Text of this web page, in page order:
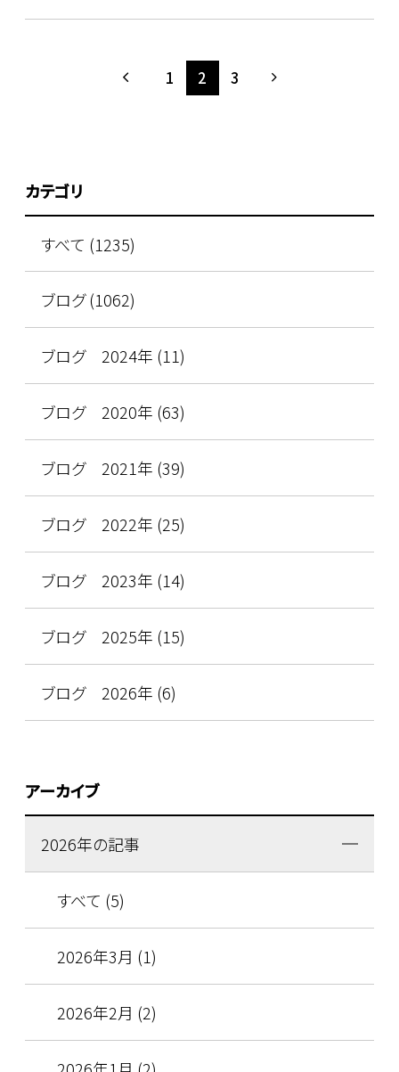
1 2 3
カテゴリ
すべて (1235)
ブログ (1062)
ブログ 2024年 (11)
ブログ 2020年 (63)
ブログ 2021年 (39)
ブログ 2022年 (25)
ブログ 2023年 (14)
ブログ 2025年 (15)
ブログ 2026年 (6)
アーカイブ
2026年の記事
すべて (5)
2026年3月 (1)
2026年2月 (2)